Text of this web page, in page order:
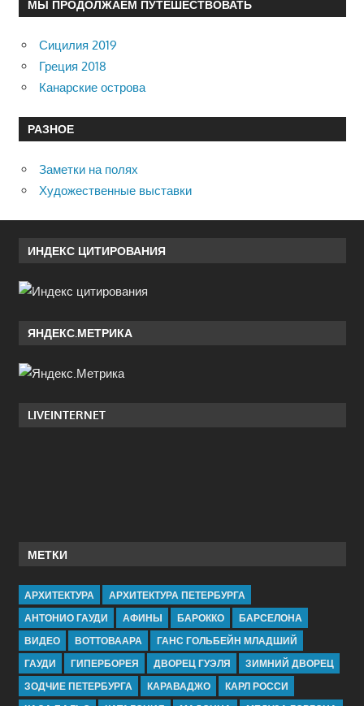
МЫ ПРОДОЛЖАЕМ ПУТЕШЕСТВОВАТЬ
Сицилия 2019
Греция 2018
Канарские острова
РАЗНОЕ
Заметки на полях
Художественные выставки
ИНДЕКС ЦИТИРОВАНИЯ
ЯНДЕКС.МЕТРИКА
LIVEINTERNET
МЕТКИ
АРХИТЕКТУРА
АРХИТЕКТУРА ПЕТЕРБУРГА
АНТОНИО ГАУДИ
АФИНЫ БАРОККО
БАРСЕЛОНА
ВИДЕО
ВОТТОВААРА
ГАНС ГОЛЬБЕЙН МЛАДШИЙ
ГАУДИ
ГИПЕРБОРЕЯ ДВОРЕЦ ГУЭЛЯ
ЗИМНИЙ ДВОРЕЦ
ЗОДЧИЕ ПЕТЕРБУРГА
КАРАВАДЖО
КАРЛ РОССИ